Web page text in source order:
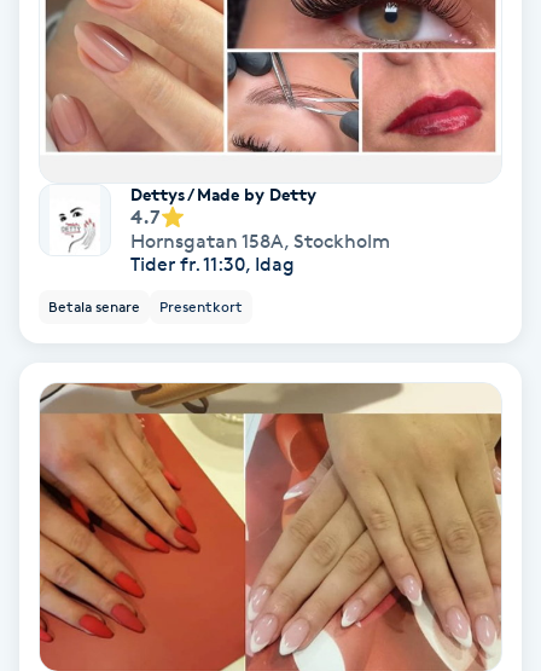
Hudvård
Hyaluronsyra
Hypnos
Hårborttagning
Hårförlängning
Hårvård
Hälsa
Hälsprickor
Dettys / Made by Detty
4.7
Hornsgatan 158A, Stockholm
Tider fr. 11:30, Idag
Betala senare Presentkort